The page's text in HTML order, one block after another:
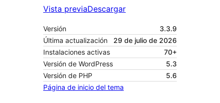
Vista previaDescargar
Versión
3.3.9
Última actualización
29 de julio de 2026
Instalaciones activas
70+
Versión de WordPress
5.3
Versión de PHP
5.6
Página de inicio del tema